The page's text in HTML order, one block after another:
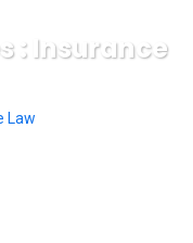
: Insurance
Law